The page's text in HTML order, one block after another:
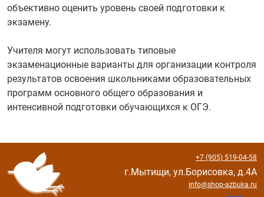
объективно оценить уровень своей подготовки к
экзамену.
Учителя могут использовать типовые
экзаменационные варианты для организации контроля
результатов освоения школьниками образовательных
программ основного общего образования и
интенсивной подготовки обучающихся к ОГЭ.
+7 (905) 519-04-58
г.Мытищи, ул.Борисовка, д.4А
info@shop-azbuka.ru